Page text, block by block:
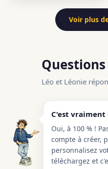
Voir plus
Léo et Léonie
C'est
Oui, à 100 % !
compte à créer,
personnalisez
téléchargez et